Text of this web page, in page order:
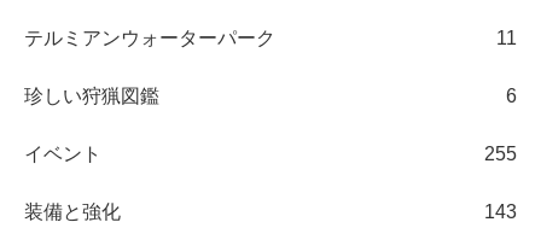
テルミアンウォーターパーク 11
珍しい狩猟図鑑 6
イベント 255
装備と強化 143